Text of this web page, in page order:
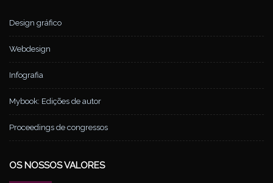
Design gráfico
Webdesign
Infografia
Mybook: Edições de autor
Proceedings de congressos
OS NOSSOS VALORES